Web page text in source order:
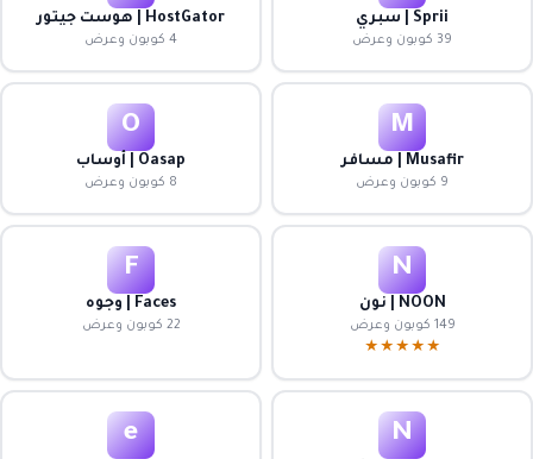
Sprii | سبري
39 كوبون وعرض
HostGator | هوست جيتور
4 كوبون وعرض
M
Musafir | مسافر
9 كوبون وعرض
O
Oasap | أوساب
8 كوبون وعرض
N
NOON | نون
149 كوبون وعرض
★★★★★
F
Faces | وجوه
22 كوبون وعرض
N
e